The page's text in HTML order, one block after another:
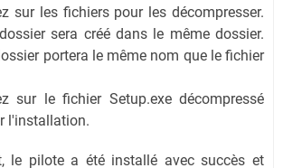
sur les fichiers pour les décompresser.
sera créé dans le même dossier.
portera le même nom que le fichier
sur le fichier Setup.exe décompressé
l'installation.
le pilote a été installé avec succès et